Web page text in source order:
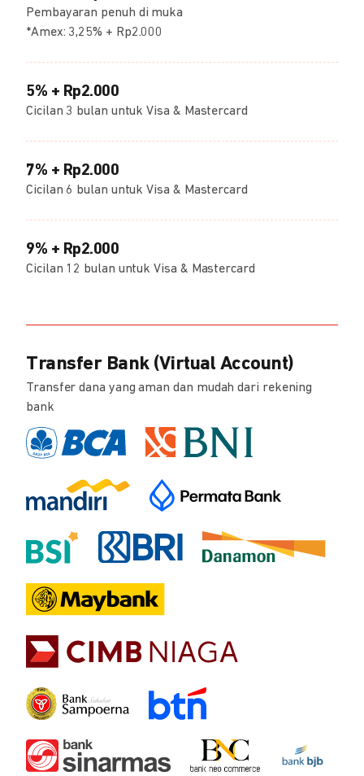
Pembayaran penuh di muka
*Amex: 3,25% + Rp2.000
5% + Rp2.000
Cicilan 3 bulan untuk Visa & Mastercard
7% + Rp2.000
Cicilan 6 bulan untuk Visa & Mastercard
9% + Rp2.000
Cicilan 12 bulan untuk Visa & Mastercard
Transfer Bank (Virtual Account)
Transfer dana yang aman dan mudah dari rekening
bank